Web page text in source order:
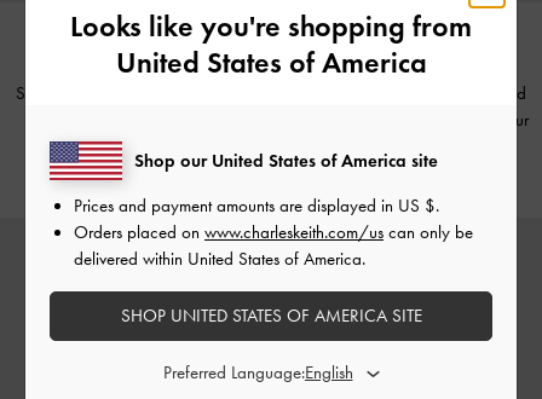
WIEDER VERFÜGBAR
Satin-Slingpumps mit Raffung und
CHF69.00
WIEDER VERFÜGBAR
Satin-Slingpumps mit Raffung und
Schwarz Mit Textur
CHF69.00
Looks like you're shopping from
United States of America
Shop our United States of America site
Prices and payment amounts are displayed in US $.
Orders placed on www.charleskeith.com/us can only be
delivered within United States of America.
SHOP UNITED STATES OF AMERICA SITE
Preferred Language: